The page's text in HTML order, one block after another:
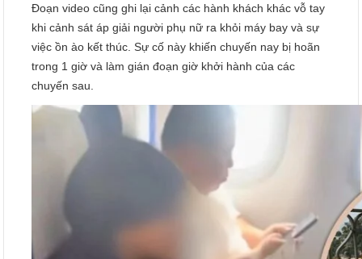
Đoạn video cũng ghi lại cảnh các hành khách khác vỗ tay
khi cảnh sát áp giải người phụ nữ ra khỏi máy bay và sự
việc ồn ào kết thúc. Sự cố này khiến chuyến nay bị hoãn
trong 1 giờ và làm gián đoạn giờ khởi hành của các
chuyến sau.